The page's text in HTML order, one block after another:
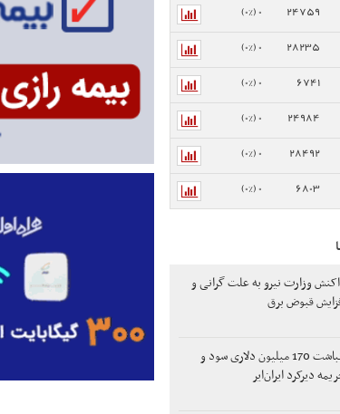
24759
0 (0%)
28235
0 (0%)
6741
0 (0%)
24984
0 (0%)
28492
0 (0%)
6803
0 (0%)
وزارت نیرو به علت گرانی و
قبوض برق
انباشت 170 میلیون دلاری سود و
دیرکرد ایران‌ایر